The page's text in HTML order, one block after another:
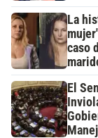
La
caso
El